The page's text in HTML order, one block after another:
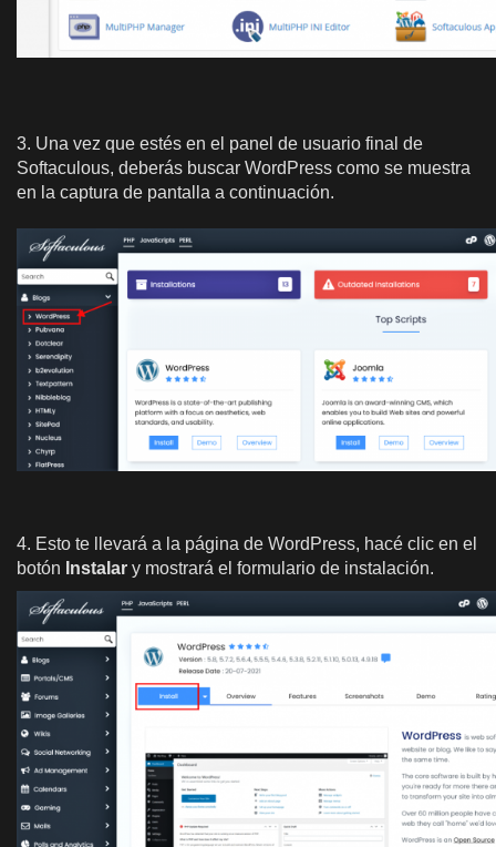
3. Una vez que estés en el panel de usuario final de
Softaculous, deberás buscar WordPress como se muestra
en la captura de pantalla a continuación.
4. Esto te llevará a la página de WordPress, hacé clic en el
botón Instalar y mostrará el formulario de instalación.